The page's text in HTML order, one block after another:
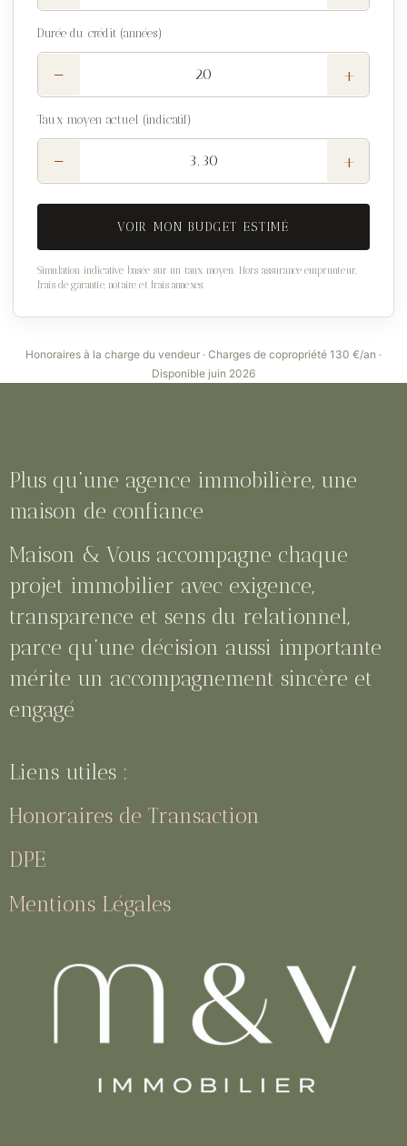
Durée du crédit (années)
− +
Taux moyen actuel (indicatif)
− +
VOIR MON BUDGET ESTIMÉ
Simulation indicative basée sur un taux moyen. Hors assurance emprunteur,
frais de garantie, notaire et frais annexes.
Honoraires à la charge du vendeur · Charges de copropriété 130 €/an ·
Disponible juin 2026
Plus qu’une agence immobilière, une
maison de confiance
Maison & Vous accompagne chaque
projet immobilier avec exigence,
transparence et sens du relationnel,
parce qu’une décision aussi importante
mérite un accompagnement sincère et
engagé
Liens utiles :
Honoraires de Transaction
DPE
Mentions Légales